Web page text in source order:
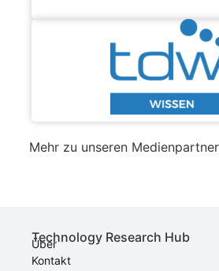
Mehr zu unseren
Technology Research Hub
Über
Kontakt